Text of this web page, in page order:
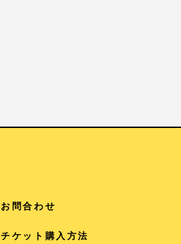
お問合わせ
チケット購入方法